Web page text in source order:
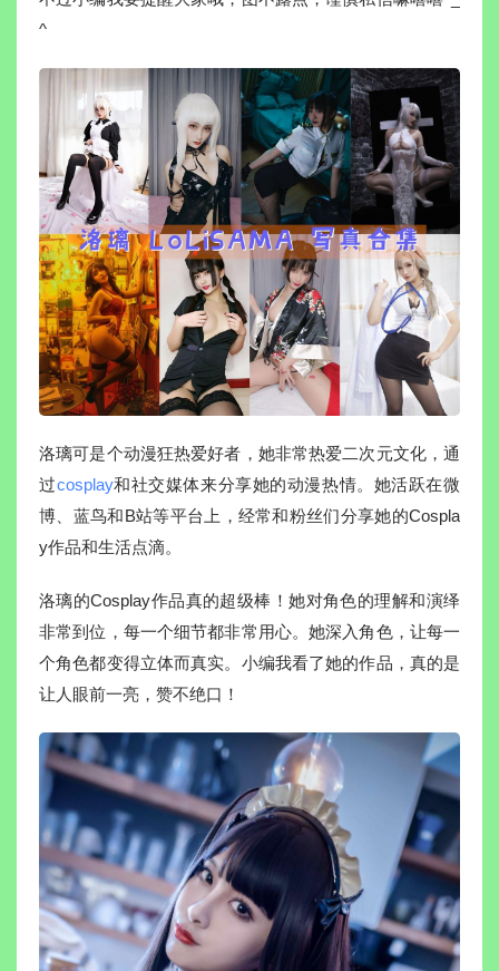
^
洛璃可是个动漫狂热爱好者，她非常热爱二次元文化，通
过cosplay和社交媒体来分享她的动漫热情。她活跃在微
博、蓝鸟和B站等平台上，经常和粉丝们分享她的Cospla
y作品和生活点滴。
洛璃的Cosplay作品真的超级棒！她对角色的理解和演绎
非常到位，每一个细节都非常用心。她深入角色，让每一
个角色都变得立体而真实。小编我看了她的作品，真的是
让人眼前一亮，赞不绝口！